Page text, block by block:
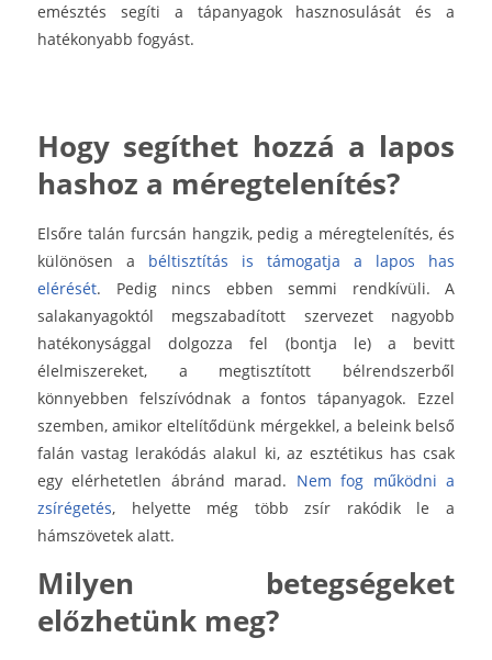
emésztés segíti a tápanyagok hasznosulását és a
hatékonyabb fogyást.
Hogy segíthet hozzá a lapos
hashoz a méregtelenítés?
Elsőre talán furcsán hangzik, pedig a méregtelenítés, és
különösen a béltisztítás is támogatja a lapos has
elérését. Pedig nincs ebben semmi rendkívüli. A
salakanyagoktól megszabadított szervezet nagyobb
hatékonysággal dolgozza fel (bontja le) a bevitt
élelmiszereket, a megtisztított bélrendszerből
könnyebben felszívódnak a fontos tápanyagok. Ezzel
szemben, amikor eltelítődünk mérgekkel, a beleink belső
falán vastag lerakódás alakul ki, az esztétikus has csak
egy elérhetetlen ábránd marad. Nem fog működni a
zsírégetés, helyette még több zsír rakódik le a
hámszövetek alatt.
Milyen betegségeket
előzhetünk meg?